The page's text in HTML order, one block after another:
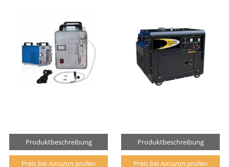
Produktbeschreibung
Preis bei Amazon prüfen
Produktbeschreibung
Preis bei Amazon prüfen